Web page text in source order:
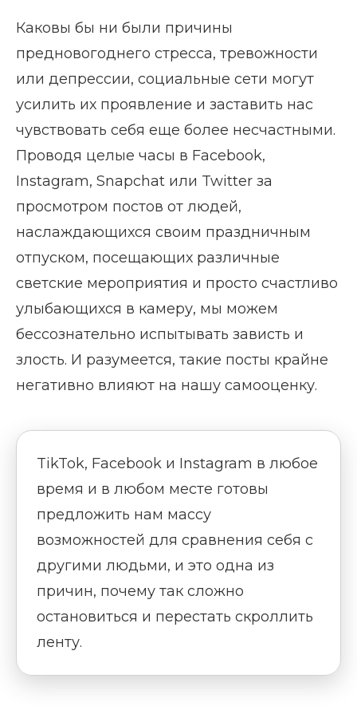
Каковы бы ни были причины
предновогоднего стресса, тревожности
или депрессии, социальные сети могут
усилить их проявление и заставить нас
чувствовать себя еще более несчастными.
Проводя целые часы в Facebook,
Instagram, Snapchat или Twitter за
просмотром постов от людей,
наслаждающихся своим праздничным
отпуском, посещающих различные
светские мероприятия и просто счастливо
улыбающихся в камеру, мы можем
бессознательно испытывать зависть и
злость. И разумеется, такие посты крайне
негативно влияют на нашу самооценку.
TikTok, Facebook и Instagram в любое
время и в любом месте готовы
предложить нам массу
возможностей для сравнения себя с
другими людьми, и это одна из
причин, почему так сложно
остановиться и перестать скроллить
ленту.